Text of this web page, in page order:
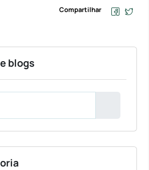
Compartilhar
blogs